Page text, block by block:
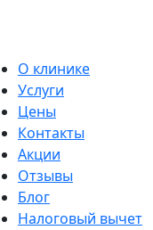
О клинике
Услуги
Цены
Контакты
Акции
Отзывы
Блог
Налоговый вычет